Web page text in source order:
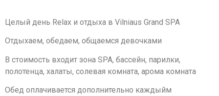
Целый день Relax и отдыха в Vilniaus Grand SPA
Отдыхаем, обедаем, общаемся девочками
В стоимость входит зона SPA, бассейн, парилки,
полотенца, халаты, солевая комната, арома комната
Обед оплачивается дополнительно каждыйм